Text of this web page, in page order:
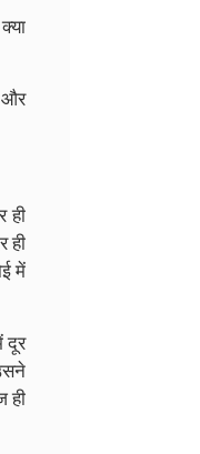
और
ही
ही
में
दूर
ही